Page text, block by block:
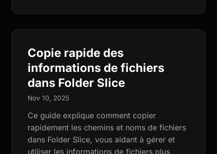
Copie rapide des
informations de fichiers
dans Folder Slice
Nov 10, 2025
Ce guide explique comment copier
rapidement les chemins et noms de fichiers
dans Folder Slice, vous aidant à gérer et
utiliser les informations de fichiers plus